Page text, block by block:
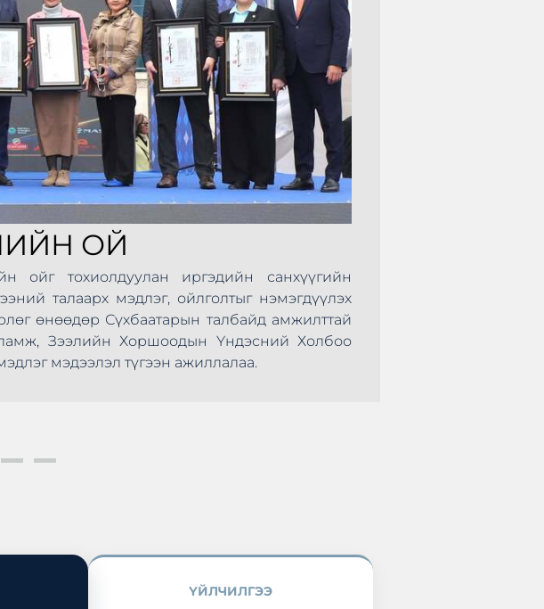
ОЙ
ойг тохиолдуулан иргэдийн санхүүгийн
талаарх мэдлэг, ойлголтыг нэмэгдүүлэх
өнөөдөр Сүхбаатарын талбайд амжилттай
Зээлийн Хоршоодын Үндэсний Холбоо
мэдээлэл түгээн ажиллалаа.
ҮЙЛЧИЛГЭЭ